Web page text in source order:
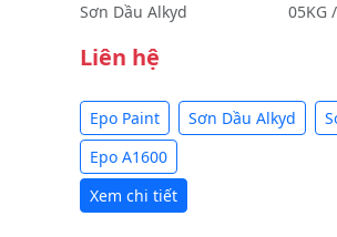
Sơn Dầu Alkyd
05KG
Liên hệ
Epo Paint Sơn Dầu Alkyd
Epo A1600
Xem chi tiết